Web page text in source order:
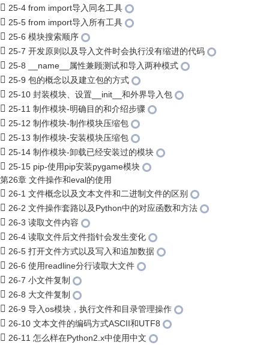
25-4 from import导入同名工具
25-5 from import导入所有工具
25-6 模块搜索顺序
25-7 开发原则以及导入文件时会执行没有缩进的代码
25-8 __name__属性兼顾测试和导入两种模式
25-9 包的概念以及建立包的方式
25-10 封装模块、设置__init__和外界导入包
25-11 制作模块-明确目的和介绍步骤
25-12 制作模块-制作模块压缩包
25-13 制作模块-安装模块压缩包
25-14 制作模块-卸载已经安装过的模块
25-15 pip-使用pip安装pygame模块
第26章 文件操作和eval的使用
26-1 文件概念以及文本文件和二进制文件的区别
26-2 文件操作套路以及Python中的对应函数和方法
26-3 读取文件内容
26-4 读取文件后文件指针会发生变化
26-5 打开文件方式以及写入和追加数据
26-6 使用readline分行读取大文件
26-7 小文件复制
26-8 大文件复制
26-9 导入os模块，执行文件和目录管理操作
26-10 文本文件的编码方式ASCII和UTF8
26-11 怎么样在Python2.x中使用中文